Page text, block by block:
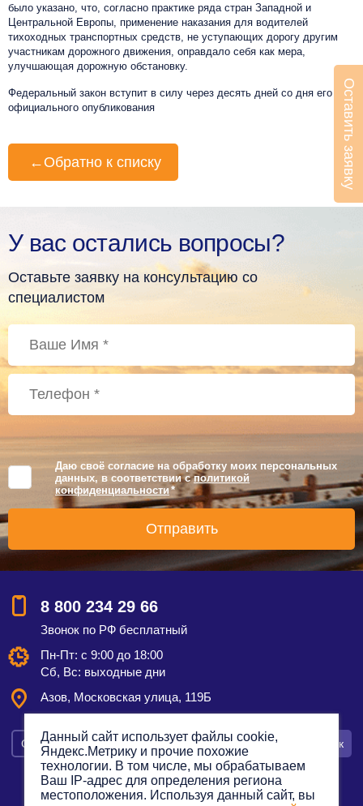
было указано, что, согласно практике ряда стран Западной и
Центральной Европы, применение наказания для водителей
тихоходных транспортных средств, не уступающих дорогу другим
участникам дорожного движения, оправдало себя как мера,
улучшающая дорожную обстановку.
Федеральный закон вступит в силу через десять дней со дня его
официального опубликования
← Обратно к списку
У вас остались вопросы?
Оставьте заявку на консультацию со
специалистом
Даю своё согласие на обработку моих персональных
данных, в соответствии сполитикой
конфиденциальности *
8 800 234 29 66
Звонок по РФ бесплатный
Пн-Пт: с 9:00 до 18:00
Сб, Вс: выходные дни
Азов, Московская улица, 119Б
Смотреть на карте Оставить заявку Заказать звонок
Оставить заявку
Данный сайт использует файлы cookie,
Яндекс.Метрику и прочие похожие
технологии. В том числе, мы обрабатываем
Ваш IP-адрес для определения региона
местоположения. Используя данный сайт, вы